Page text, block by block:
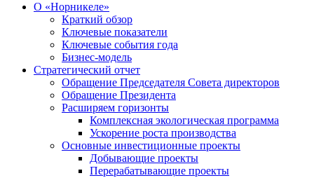
О «Норникеле»
Краткий обзор
Ключевые показатели
Ключевые события года
Бизнес-модель
Стратегический отчет
Обращение Председателя Совета директоров
Обращение Президента
Расширяем горизонты
Комплексная экологическая программа
Ускорение роста производства
Основные инвестиционные проекты
Добывающие проекты
Перерабатывающие проекты